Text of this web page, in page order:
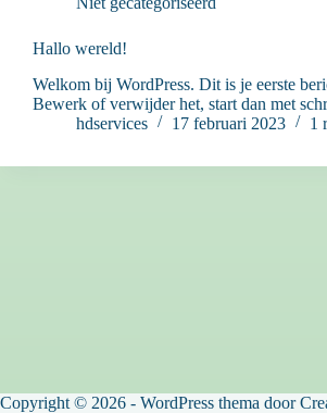
Hallo wereld!
Welkom bij WordPress. Dit is je eerste
Bewerk of verwijder het, start dan met
hdservices
17 februari 2023 1
Copyright © 2026 - WordPress thema door